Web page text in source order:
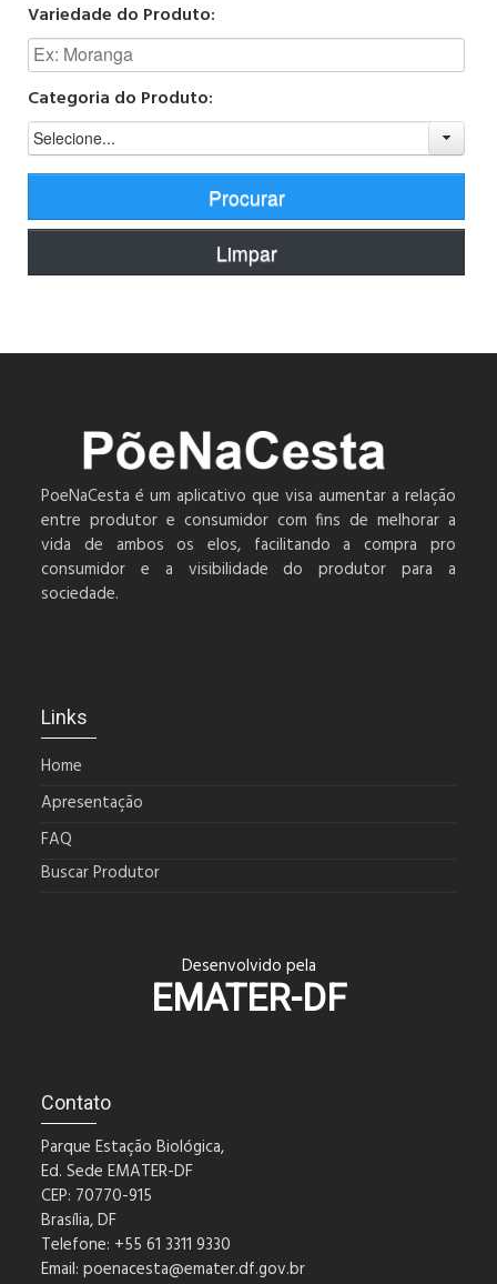
Variedade do Produto:
Categoria do Produto:
Selecione...
Procurar
Limpar
PoeNaCesta é um aplicativo que visa aumentar a relação
entre produtor e consumidor com fins de melhorar a
vida de ambos os elos, facilitando a compra pro
consumidor e a visibilidade do produtor para a
sociedade.
Links
Home
Apresentação
FAQ
Buscar Produtor
Desenvolvido pela
EMATER-DF
Contato
Parque Estação Biológica,
Ed. Sede EMATER-DF
CEP: 70770-915
Brasília, DF
Telefone: +55 61 3311 9330
Email:poenacesta@emater.df.gov.br